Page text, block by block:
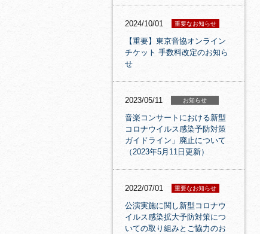
2024/10/01 重要なお知らせ
【重要】東京音協オンライン
チケット 手数料改定のお知ら
せ
2023/05/11 お知らせ
音楽コンサートにおける新型
コロナウイルス感染予防対策
ガイドライン」廃止について
（2023年5月11日更新）
2022/07/01 重要なお知らせ
公演実施に関し新型コロナウ
イルス感染拡大予防対策につ
いての取り組みとご協力のお